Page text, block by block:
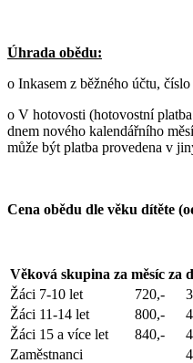
Úhrada obědu:
o Inkasem z běžného účtu, číslo
o V hotovosti (hotovostní
dnem nového kalendářního
může být platba provedena v
Cena obědu dle věku dítěte
Věková skupina za měsíc za
Žáci 7-10 let
720,-
Žáci 11-14 let
800,-
Žáci 15 a více let
840,-
Zaměstnanci